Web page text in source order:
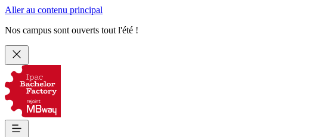
Aller au contenu principal
Nos campus sont ouverts tout l'été !